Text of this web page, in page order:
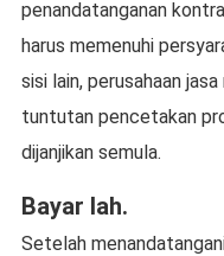
penandatanganan
harus memenuhi
sisi lain, perusahaan
tuntutan pencetakan
dijanjikan semula.
Bayar lah.
Setelah